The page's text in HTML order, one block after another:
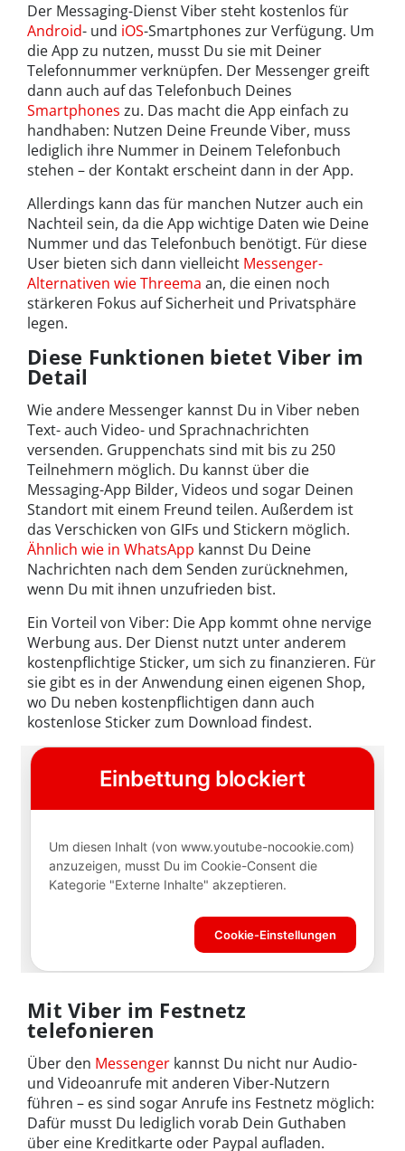
Der Messaging-Dienst Viber steht kostenlos für
Android- und iOS-Smartphones zur Verfügung. Um
die App zu nutzen, musst Du sie mit Deiner
Telefonnummer verknüpfen. Der Messenger greift
dann auch auf das Telefonbuch Deines
Smartphones zu. Das macht die App einfach zu
handhaben: Nutzen Deine Freunde Viber, muss
lediglich ihre Nummer in Deinem Telefonbuch
stehen – der Kontakt erscheint dann in der App.
Allerdings kann das für manchen Nutzer auch ein
Nachteil sein, da die App wichtige Daten wie Deine
Nummer und das Telefonbuch benötigt. Für diese
User bieten sich dann vielleicht Messenger-
Alternativen wie Threema an, die einen noch
stärkeren Fokus auf Sicherheit und Privatsphäre
legen.
Diese Funktionen bietet Viber im
Detail
Wie andere Messenger kannst Du in Viber neben
Text- auch Video- und Sprachnachrichten
versenden. Gruppenchats sind mit bis zu 250
Teilnehmern möglich. Du kannst über die
Messaging-App Bilder, Videos und sogar Deinen
Standort mit einem Freund teilen. Außerdem ist
das Verschicken von GIFs und Stickern möglich.
Ähnlich wie in WhatsApp kannst Du Deine
Nachrichten nach dem Senden zurücknehmen,
wenn Du mit ihnen unzufrieden bist.
Ein Vorteil von Viber: Die App kommt ohne nervige
Werbung aus. Der Dienst nutzt unter anderem
kostenpflichtige Sticker, um sich zu finanzieren. Für
sie gibt es in der Anwendung einen eigenen Shop,
wo Du neben kostenpflichtigen dann auch
kostenlose Sticker zum Download findest.
Mit Viber im Festnetz
telefonieren
Über den Messenger kannst Du nicht nur Audio-
und Videoanrufe mit anderen Viber-Nutzern
führen – es sind sogar Anrufe ins Festnetz möglich:
Dafür musst Du lediglich vorab Dein Guthaben
über eine Kreditkarte oder Paypal aufladen.